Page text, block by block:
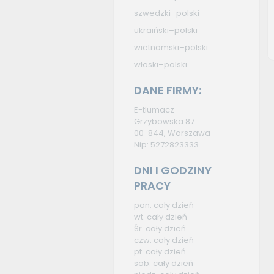
szwedzki–polski
ukraiński–polski
wietnamski–polski
włoski–polski
DANE FIRMY:
E-tlumacz
Grzybowska 87
00-844, Warszawa
Nip: 5272823333
DNI I GODZINY
PRACY
pon. cały dzień
wt. cały dzień
Śr. cały dzień
czw. cały dzień
pt. cały dzień
sob. cały dzień